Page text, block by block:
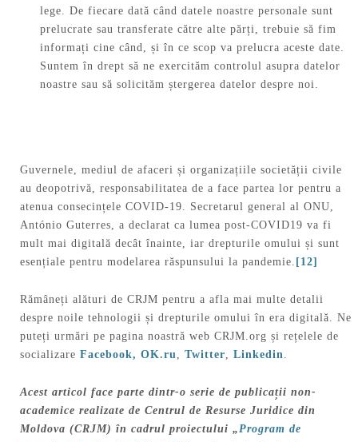
lege. De fiecare dată când datele noastre personale sunt
prelucrate sau transferate către alte părți, trebuie să fim
informați cine când, și în ce scop va prelucra aceste date.
Suntem în drept să ne exercităm controlul asupra datelor
noastre sau să solicităm ștergerea datelor despre noi.
Guvernele, mediul de afaceri și organizațiile societății civile
au deopotrivă, responsabilitatea de a face partea lor pentru a
atenua consecințele COVID-19. Secretarul general al ONU,
António Guterres, a declarat ca lumea post-COVID19 va fi
mult mai digitală decât înainte, iar drepturile omului și sunt
esențiale pentru modelarea răspunsului la pandemie. [12]
Rămâneți alături de CRJM pentru a afla mai multe detalii
despre noile tehnologii și drepturile omului în era digitală. Ne
puteți urmări pe pagina noastră web CRJM.org și rețelele de
socializare Facebook, OK.ru Twitter Linkedin
Acest articol face parte dintr-o serie de publicații non-
academice realizate de Centrul de Resurse Juridice din
Moldova (CRJM) în cadrul proiectului „ Program de